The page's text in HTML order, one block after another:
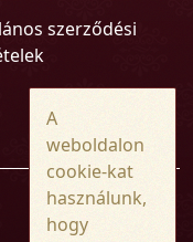
szerződési
A
weboldalon
cookie-kat
használunk,
hogy